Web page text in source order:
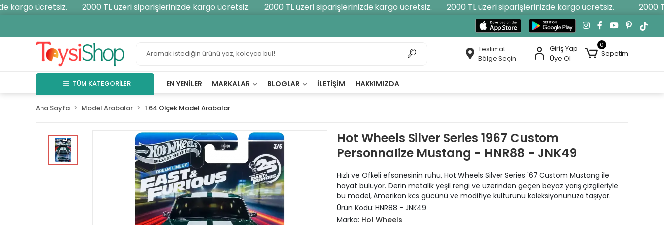
ücretsiz. 2000 TL üzeri siparişlerinizde kargo ücretsiz. 2000 TL üzeri siparişlerinizde kargo ücretsiz. 2000 TL üzeri siparişlerinizde kargo ücretsiz. 2000
Teslimat
Bölge Seçin
Giriş Yap
Üye Ol
0
Sepetim
TÜM KATEGORİLER EN YENILER MARKALAR BLOGLAR İLETIŞIM HAKKIMIZDA
Ana Sayfa Model Arabalar 1:64 Ölçek Model Arabalar
Hot Wheels Silver Series 1967 Custom
Personnalize Mustang - HNR88 - JNK49
Hızlı ve Öfkeli efsanesinin ruhu, Hot Wheels Silver Series '67 Custom Mustang ile
hayat buluyor. Derin metalik yeşil rengi ve üzerinden geçen beyaz yarış çizgileriyle
bu model, Amerikan kas gücünü ve modifiye kültürünü koleksiyonunuza taşıyor.
Ürün Kodu: HNR88 - JNK49
Marka: Hot Wheels